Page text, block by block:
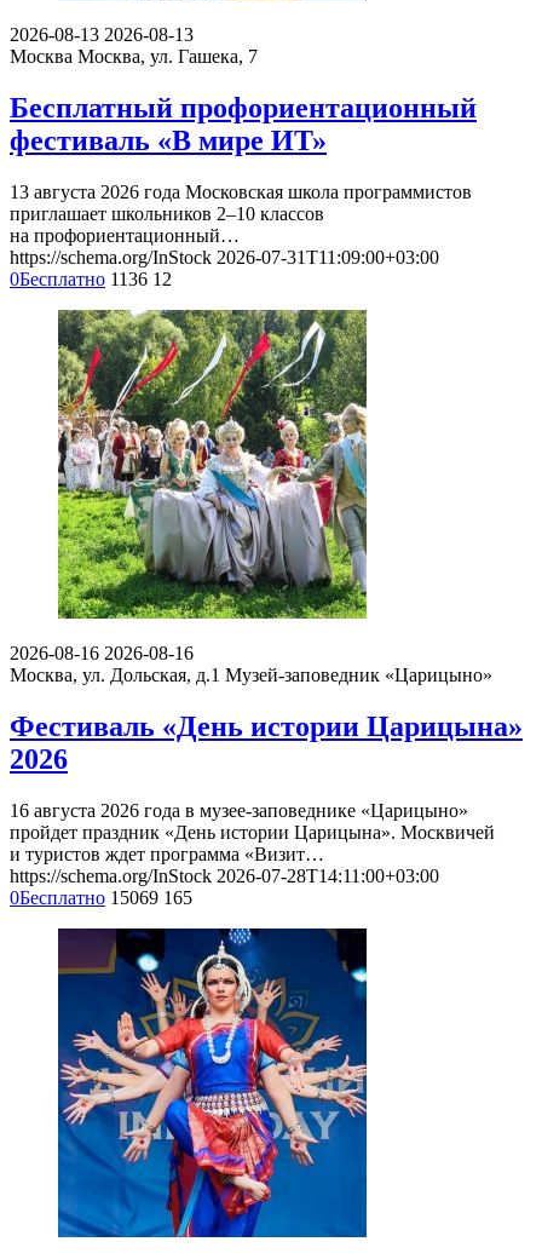
2026-08-13 2026-08-13
Москва Москва, ул. Гашека, 7
Бесплатный профориентационный
фестиваль «В мире ИТ»
13 августа 2026 года Московская школа программистов
приглашает школьников 2–10 классов
на профориентационный…
https://schema.org/InStock 2026-07-31T11:09:00+03:00
0Бесплатно 1136 12
2026-08-16 2026-08-16
Москва, ул. Дольская, д.1 Музей-заповедник «Царицыно»
Фестиваль «День истории Царицына»
2026
16 августа 2026 года в музее-заповеднике «Царицыно»
пройдет праздник «День истории Царицына». Москвичей
и туристов ждет программа «Визит…
https://schema.org/InStock 2026-07-28T14:11:00+03:00
0Бесплатно 15069 165